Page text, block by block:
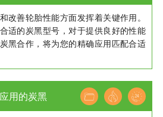
改善轮胎性能方面发挥着关键作用。
适的炭黑型号，对于提供良好的性能
黑合作，将为您的精确应用匹配合适
用的炭黑